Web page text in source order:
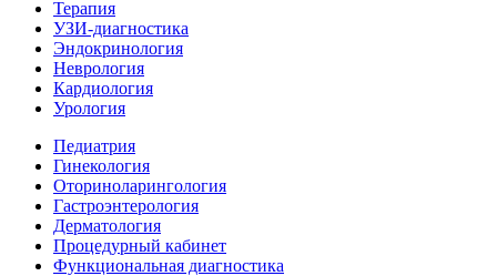
Терапия
УЗИ-диагностика
Эндокринология
Неврология
Кардиология
Урология
Педиатрия
Гинекология
Оториноларингология
Гастроэнтерология
Дерматология
Процедурный кабинет
Функциональная диагностика